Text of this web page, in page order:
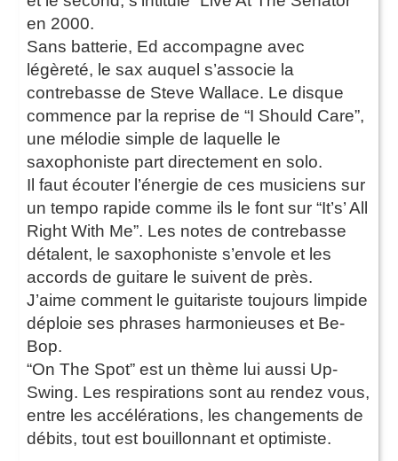
en 2000.
Sans batterie, Ed accompagne avec
légèreté, le sax auquel s’associe la
contrebasse de Steve Wallace. Le disque
commence par la reprise de “I Should Care”,
une mélodie simple de laquelle le
saxophoniste part directement en solo.
Il faut écouter l’énergie de ces musiciens sur
un tempo rapide comme ils le font sur “It’s’ All
Right With Me”. Les notes de contrebasse
détalent, le saxophoniste s’envole et les
accords de guitare le suivent de près.
J’aime comment le guitariste toujours limpide
déploie ses phrases harmonieuses et Be-
Bop.
“On The Spot” est un thème lui aussi Up-
Swing. Les respirations sont au rendez vous,
entre les accélérations, les changements de
débits, tout est bouillonnant et optimiste.